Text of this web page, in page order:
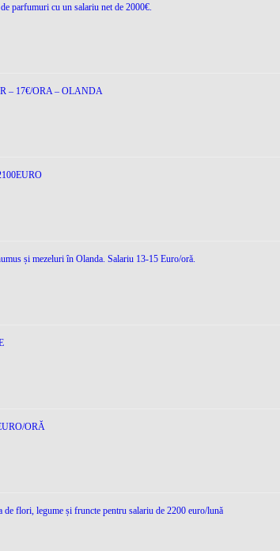
parfumuri cu un salariu net de 2000€.
– 17€/ORA – OLANDA
și mezeluri în Olanda. Salariu 13-15 Euro/oră.
ORĂ
de flori, legume și fruncte pentru salariu de 2200 euro/lună